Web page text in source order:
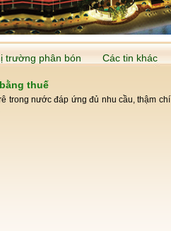
trường phân bón Các tin khác
thuế
trong nước đáp ứng đủ nhu cầu, thậm